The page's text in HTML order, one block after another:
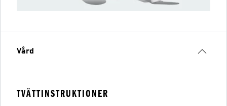
Vård
TVÄTTINSTRUKTIONER